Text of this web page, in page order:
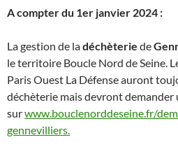
A compter du 1er janvier 2024 :
La gestion de ladéchèterie de
le territoire Boucle Nord de Seine.
Paris Ouest La Défense auront
déchèterie mais devront demander
surwww.bouclenorddeseine.fr/
gennevilliers.